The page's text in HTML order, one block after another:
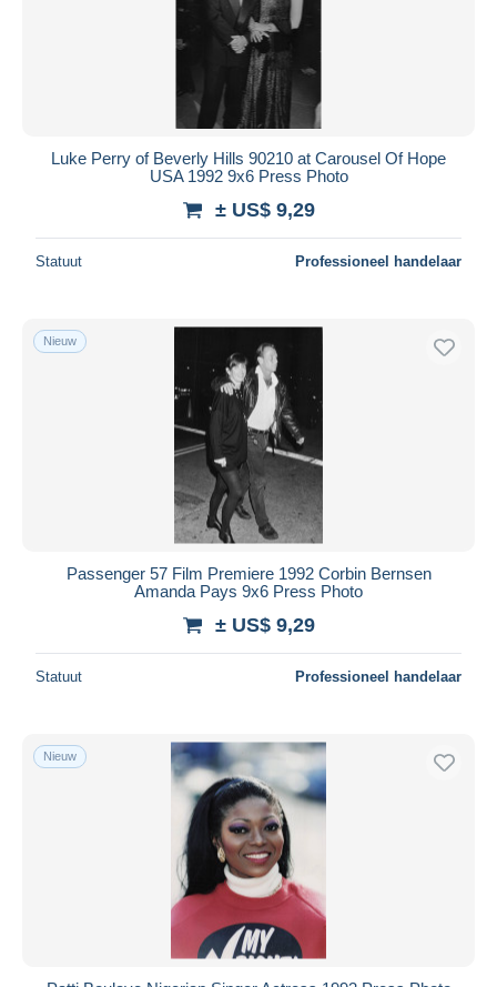
Luke Perry of Beverly Hills 90210 at Carousel Of Hope
USA 1992 9x6 Press Photo
± US$ 9,29
Statuut Professioneel handelaar
Nieuw
Passenger 57 Film Premiere 1992 Corbin Bernsen
Amanda Pays 9x6 Press Photo
± US$ 9,29
Statuut Professioneel handelaar
Nieuw